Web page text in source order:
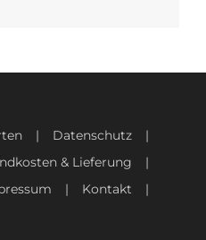
Datenschutz
& Lieferung
Kontakt